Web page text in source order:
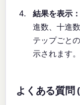
結果を表示：
進数、十進
テップごと
示されます。
よくある質問